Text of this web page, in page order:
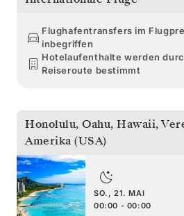
Flughafentransfers im
inbegriffen
Hotelaufenthalte werden
Reiseroute bestimmt
Honolulu, Oahu, Hawaii,
Amerika (USA)
SO., 21. MAI
00:00 - 00:00